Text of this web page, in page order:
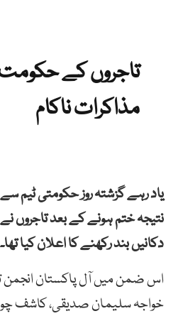
تاجروں کے
مذاکرات ناکام
یاد رہے گزشتہ روز حکومتی ٹیم
نتیجہ ختم ہونے کے بعد تاجروں نے
دکانیں بند رکھنے کا اعلان کیا تھا۔
اس ضمن میں آل پاکستان انجمن
خواجہ سلیمان صدیقی، کاشف